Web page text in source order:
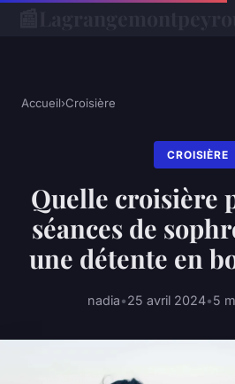
Accueil›Croisière
CROISIÈRE
Quelle croisière
séances de
une détente en
nadia•25 avril 2024•5